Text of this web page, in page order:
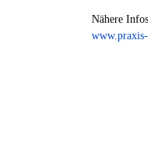
Nähere